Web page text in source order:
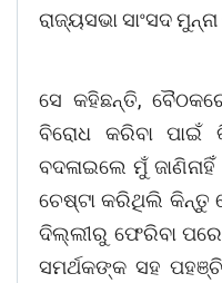
ରାଜ୍ୟସଭା ସାଂସଦ ମୁନ୍ନା
ସେ କହିଛନ୍ତି,
ବିରୋଧ କରିବା
ବଦଳାଇଲେ ମୁଁ ଜାଣିନାହିଁ
ଚେଷ୍ଟା କରିଥିଲି କିନ୍ତୁ
ଦିଲ୍ଲୀରୁ ଫେରିବା ପରେ
ସମର୍ଥକଙ୍କ ସହ